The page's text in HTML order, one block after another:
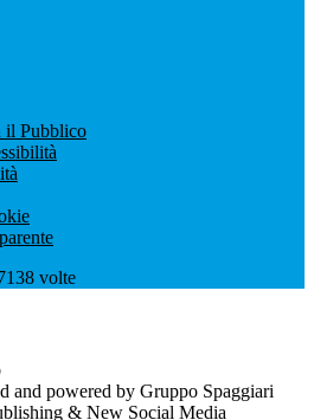
il Pubblico
volte
and powered by Gruppo Spaggiari
& New Social Media